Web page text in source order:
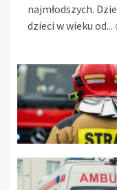
najmłodszych.
dzieci w wieku od...